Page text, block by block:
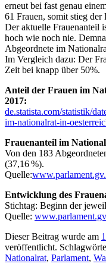
erneut bei fast genau
61 Frauen, somit stieg
Der aktuelle Frauenanteil
hoch wie noch nie.
Abgeordnete im
Im Vergleich dazu: Der
Zeit bei knapp über 50%.
Anteil der Frauen im
2017:
de.statista.com/statistik/
im-nationalrat-in-
Frauenanteil im
Von den 183
(37,16 %).
Quelle:
Entwicklung des
Stichtag: Beginn der
Quelle:
Dieser Beitrag wurde am
veröffentlicht.
Nationalrat, Parlament,